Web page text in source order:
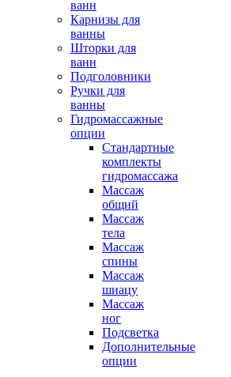
ванн
Карнизы для
ванны
Шторки для
ванн
Подголовники
Ручки для
ванны
Гидромассажные
опции
Стандартные
комплекты
гидромассажа
Массаж
общий
Массаж
тела
Массаж
спины
Массаж
шиацу
Массаж
ног
Подсветка
Дополнительные
опции